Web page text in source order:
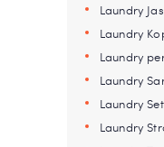
Laundry
Laundry
Laundry
Laundry
Laundry
Laundry